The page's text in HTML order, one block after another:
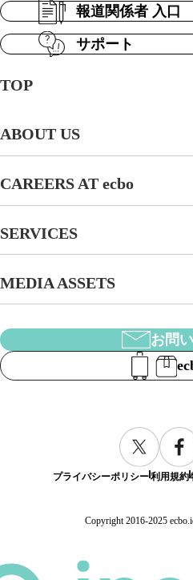
TOP
ABOUT US
CAREERS AT ecbo
SERVICES
MEDIA ASSETS
報道関係者 入口
サポート
お問
プライバシーポリシー利用規約
Copyright 2016-2025